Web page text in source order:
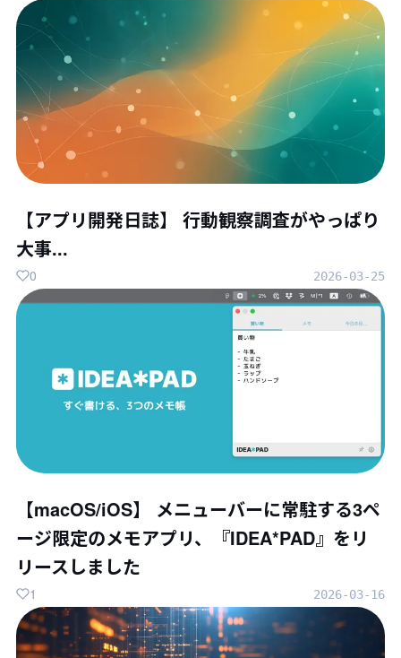
【アプリ開発日誌】 行動観察調査がやっぱり
大事...
2026-03-25
0
【macOS/iOS】 メニューバーに常駐する3ペ
ージ限定のメモアプリ、『IDEA*PAD』をリ
リースしました
2026-03-16
1